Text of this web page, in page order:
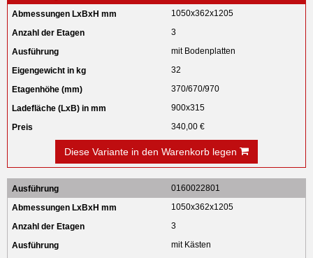
1050x362x1205
3
mit Bodenplatten
32
370/670/970
900x315
340,00 €
Diese Variante in den Warenkorb legen
0160022801
1050x362x1205
3
mit Kästen